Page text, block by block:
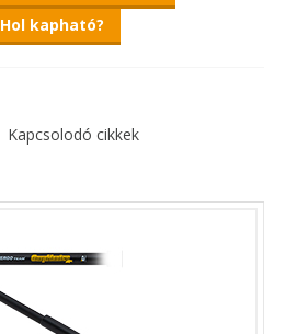
Hol kapható?
Kapcsolodó cikkek